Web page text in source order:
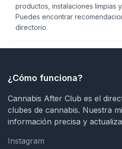
productos, instalaciones limpias
Puedes encontrar
directorio.
¿Cómo funciona?
Cannabis After Club es el
clubes de cannabis. Nuestra
información precisa y
Instagram
Instagram